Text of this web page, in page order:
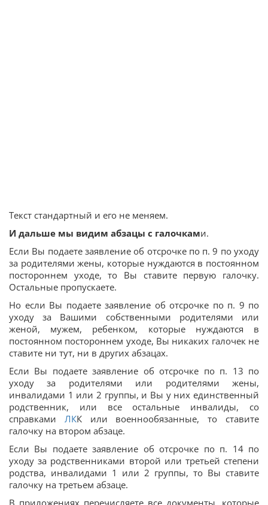
Текст стандартный и его не меняем.
И дальше мы видим абзацы с галочками.
Если Вы подаете заявление об отсрочке по п. 9 по уходу
за родителями жены, которые нуждаются в постоянном
постороннем уходе, то Вы ставите первую галочку.
Остальные пропускаете.
Но если Вы подаете заявление об отсрочке по п. 9 по
уходу за Вашими собственными родителями или
женой, мужем, ребенком, которые нуждаются в
постоянном постороннем уходе, Вы никаких галочек не
ставите ни тут, ни в других абзацах.
Если Вы подаете заявление об отсрочке по п. 13 по
уходу за родителями или родителями жены,
инвалидами 1 или 2 группы, и Вы у них единственный
родственник, или все остальные инвалиды, со
справками ЛКК или военнообязанные, то ставите
галочку на втором абзаце.
Если Вы подаете заявление об отсрочке по п. 14 по
уходу за родственниками второй или третьей степени
родства, инвалидами 1 или 2 группы, то Вы ставите
галочку на третьем абзаце.
В приложениях перечисляете все документы, которые